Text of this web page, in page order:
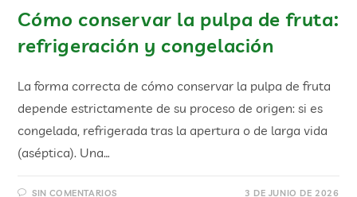
Cómo conservar la pulpa de fruta:
refrigeración y congelación
La forma correcta de cómo conservar la pulpa de fruta
depende estrictamente de su proceso de origen: si es
congelada, refrigerada tras la apertura o de larga vida
(aséptica). Una…
SIN COMENTARIOS 3 DE JUNIO DE 2026